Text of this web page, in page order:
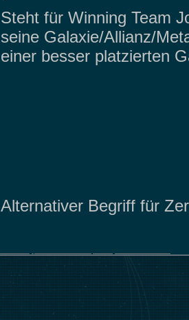
Steht für Winning Team
seine Galaxie/Allianz/
einer besser platzierten
Alternativer Begriff für